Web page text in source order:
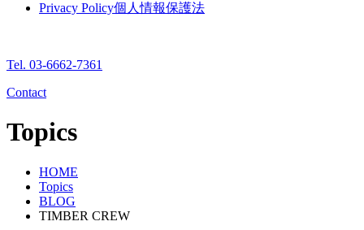
Privacy Policy個人情報保護法
Tel. 03-6662-7361
Contact
Topics
HOME
Topics
BLOG
TIMBER CREW